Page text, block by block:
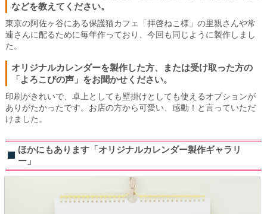
などを教えてください。
東京の阿佐ヶ谷にある保護猫カフェ「拝啓ねこ様」の里親さんや常
連さんに配るために毎年作っており、今回も同じように製作しまし
た。
オリジナルカレンダーを製作した方、または受け取った方の
「よろこびの声」をお聞かせください。
印刷がきれいで、卓上としても壁掛けとしても使えるオプションが
ありがたかったです。お店の方から可愛い、感動！と言っていただ
けました。
ほかにもあります「オリジナルカレンダー製作ギャラリ
ー」